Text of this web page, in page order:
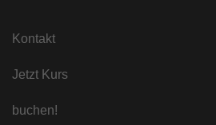
Kontakt
Jetzt Kurs
buchen!